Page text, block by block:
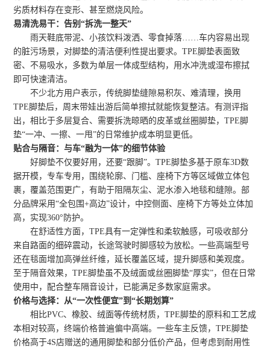
劣质材料存在变形、甚至燃烧风险。
易清洗易干：告别“拆洗一整天”
雨天鞋底带泥、小孩饮料泼洒、零食掉落……车内容易出现
的脏污场景，对脚垫的清洁便利性提出要求。TPE脚垫表面致
密、不易吸水，多数为单层一体成型结构，用水冲洗或湿布擦拭
即可快速清洁。
不少北方用户表示，传统脚垫缝隙易积灰、难清理，换用
TPE脚垫后，周末带娃出游后简单擦拭就能恢复整洁。有测评指
出，相比于多层复合、需要拆洗晾晒的皮革或丝圈脚垫，TPE脚
垫“一冲、一擦、一甩”的日常维护成本明显更低。
贴合与隔音：与车“融为一体”的细节体验
好脚垫不仅要好用，还要“跟脚”。TPE脚垫多基于原车3D数
据开模，专车专用，围绕轮廓、门槛、座椅下方等区域做立体包
裹，覆盖范围更广，有助于阻隔灰尘、泥水渗入地毯和缝隙。部
分品牌采用“全包围+高边”设计，中控侧面、座椅下方等处立体加
高，实现360°防护。
在舒适性方面，TPE具有一定弹性和柔软触感，可吸收部分
来自路面的细碎震动，长途驾驶时脚感较为放松。一些高端型号
还在毯面增加高弹丝纤维，延长覆盖区域，提升脚感和美观度。
至于隔音效果，TPE脚垫虽不及绒面或丝圈脚垫“厚实”，但在日常
使用中，配合整车隔音设计，已能满足多数家庭需求。
价格与选择：从“一次性便宜”到“长期划算”
相比PVC、橡胶、绒面等传统材质，TPE脚垫的原料和工艺成
本相对较高，终端价格普遍偏中高端。一些车主反馈，TPE脚垫
价格高于4S店赠送的通用脚垫和部分低价产品，但考虑到耐用性